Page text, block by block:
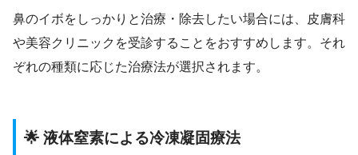
鼻のイボをしっかりと治療・除去したい場合には、皮膚科
や美容クリニックを受診することをおすすめします。それ
ぞれの種類に応じた治療法が選択されます。
🌟 液体窒素による冷凍凝固療法